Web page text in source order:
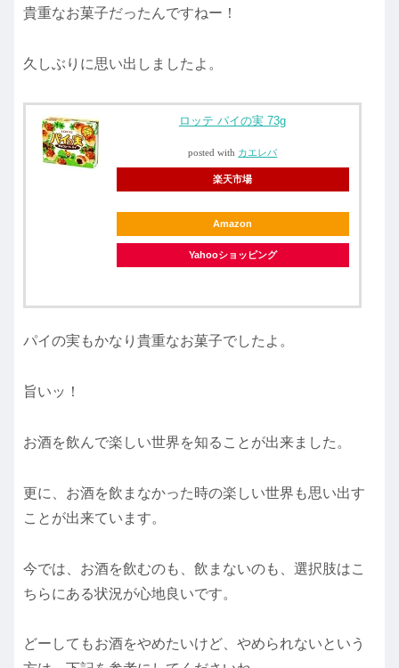
貴重なお菓子だったんですねー！
久しぶりに思い出しましたよ。
ロッテ パイの実 73g
posted with カエレバ
楽天市場
Amazon
Yahooショッピング
パイの実もかなり貴重なお菓子でしたよ。
旨いッ！
お酒を飲んで楽しい世界を知ることが出来ました。
更に、お酒を飲まなかった時の楽しい世界も思い出す
ことが出来ています。
今では、お酒を飲むのも、飲まないのも、選択肢はこ
ちらにある状況が心地良いです。
どーしてもお酒をやめたいけど、やめられないという